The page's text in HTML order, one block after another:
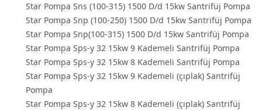
Star Pompa Sns (100-315) 1500 D/d 15kw Santrifüj Pompa
Star Pompa Snp (100-250) 1500 D/d 15kw Santrifüj Pompa
Star Pompa Snp(100-315) 1500 D/d 15kw Santrifüj Pompa
Star Pompa Sps-y 32 15kw 9 Kademeli Santrifüj Pompa
Star Pompa Sps-y 32 15kw 8 Kademeli Santrifüj Pompa
Star Pompa Sps-y 32 15kw 9 Kademeli (çıplak) Santrifüj
Pompa
Star Pompa Sps-y 32 15kw 8 Kademeli (çıplak) Santrifüj